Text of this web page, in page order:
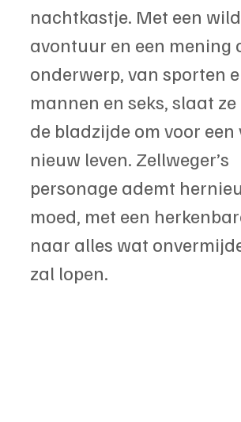
nachtkastje. Met een
avontuur en een mening
onderwerp, van sporten
mannen en seks, slaat
de bladzijde om voor een
nieuw leven. Zellweger’s
personage ademt
moed, met een
naar alles wat
zal lopen.